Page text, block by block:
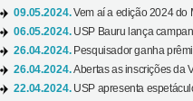
09.05.2024.Vem aí a edição 2024 do
06.05.2024. USP Bauru lança
26.04.2024. Pesquisador ganha
26.04.2024.Abertas as inscrições da
22.04.2024. USP apresenta